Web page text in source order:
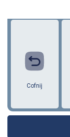
Cofnij